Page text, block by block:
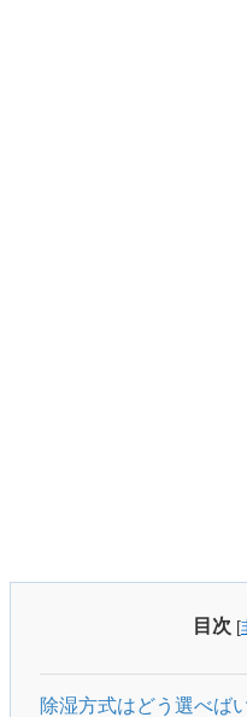
目次 [
除湿方式はどう選べば